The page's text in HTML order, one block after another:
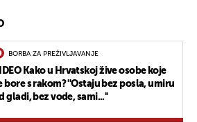
BORBA ZA PREŽIVLJAVANJE
Kako u Hrvatskoj žive osobe koje
bore s rakom? ''Ostaju bez posla, umiru
gladi, bez vode, sami...''